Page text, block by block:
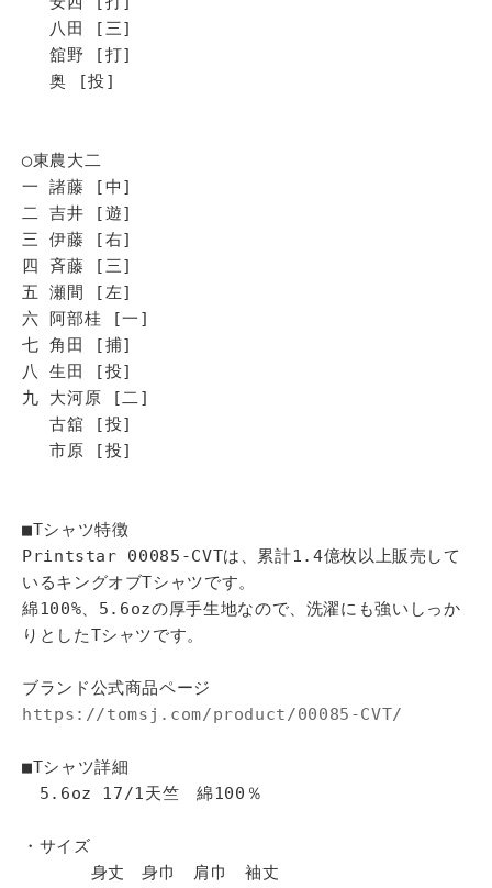
八田 [三]
舘野 [打]
奥 [投]
◯東農大二
一 諸藤 [中]
二 吉井 [遊]
三 伊藤 [右]
四 斉藤 [三]
五 瀬間 [左]
六 阿部桂 [一]
七 角田 [捕]
八 生田 [投]
九 大河原 [二]
古舘 [投]
市原 [投]
■Tシャツ特徴
Printstar 00085-CVTは、累計1.4億枚以上販売して
いるキングオブTシャツです。
綿100%、5.6ozの厚手生地なので、洗濯にも強いしっか
りとしたTシャツです。
ブランド公式商品ページ
https://tomsj.com/product/00085-CVT/
■Tシャツ詳細
5.6oz 17/1天竺 綿100％
・サイズ
身丈 身巾 肩巾 袖丈